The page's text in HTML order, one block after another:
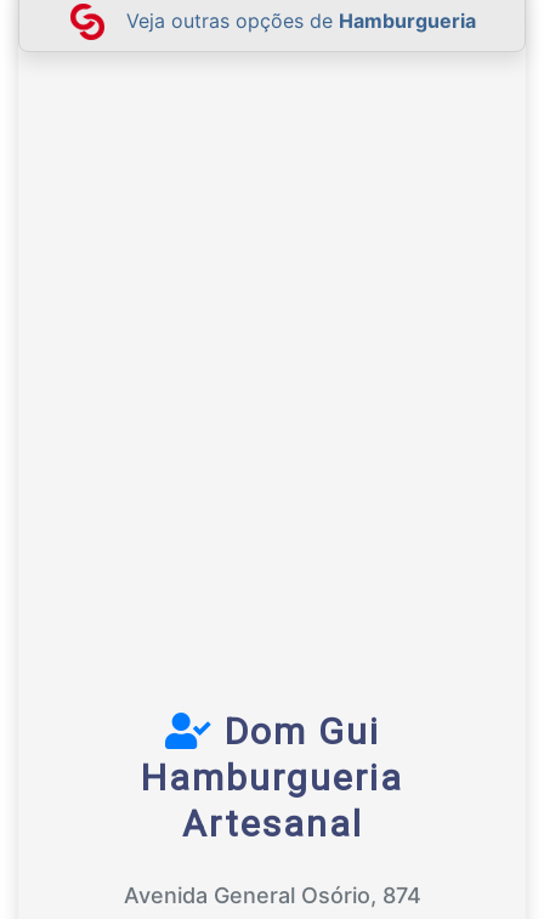
Veja outras opções de Hamburgueria
Dom Gui
Hamburgueria
Artesanal
Avenida General Osório, 874